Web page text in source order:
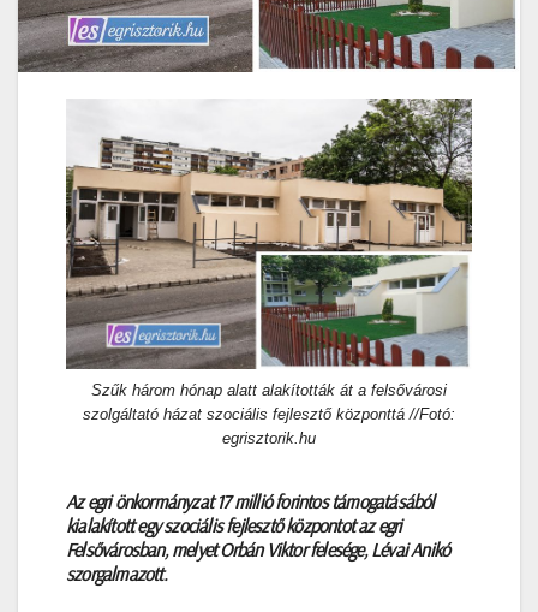
Szűk három hónap alatt alakították át a felsővárosi
szolgáltató házat szociális fejlesztő központtá //Fotó:
egrisztorik.hu
Az egri önkormányzat 17 millió forintos támogatásából
kialakított egy szociális fejlesztő központot az egri
Felsővárosban, melyet Orbán Viktor felesége, Lévai Anikó
szorgalmazott.